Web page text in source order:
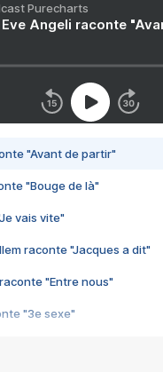
Purecharts
Eve Angeli raconte
"Avant de partir"
"Bouge de là"
vais vite"
raconte "Jacques a dit"
"Entre nous"
"3e sexe"